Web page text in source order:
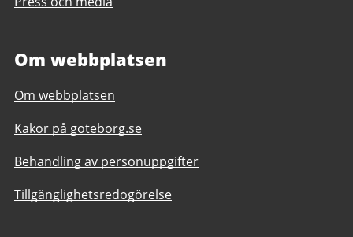
Om webbplatsen
Om webbplatsen
Kakor på goteborg.se
Behandling av personuppgifter
Tillgänglighetsredogörelse